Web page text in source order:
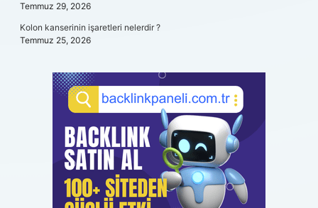
Temmuz 29, 2026
Kolon kanserinin işaretleri nelerdir ?
Temmuz 25, 2026